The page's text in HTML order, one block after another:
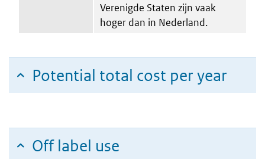
Verenigde Staten zijn vaak
hoger dan in Nederland.
Potential total cost per year
Off label use